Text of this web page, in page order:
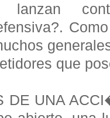
lanzan
que
DE UNA